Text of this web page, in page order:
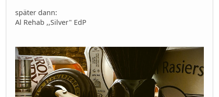
später dann:
Al Rehab ,,Silver" EdP